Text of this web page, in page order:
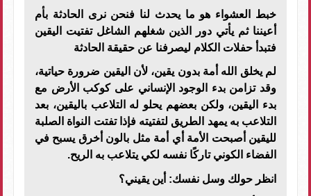
خبط العشواء هو ما يحدث لنا فنحن نرى الحادثة بأم
أعيننا ثم يأتي دور الذين شغلهم الشاغل تفتيت اليقين
فتبدأ حفلات الكلام ليصرفنا عن حقيقة الحادثة
لم يخلق الله أمة بدون يقين، لأن اليقين ضرورة حياتية،
وقد تزامن بدء الوجود الإنساني على كوكب الأرض مع
بدء اليقين، ولكن بعضهم يحلو له التلاعب باليقين، بعد
التلاعب به يمهد الطريق لتفتيته فإذا تفتت النواة الصلبة
لليقين أصبحت الأمة أي أمة مثل بالون أخرق يسبح في
الفضاء الكوني تاركًا نفسه لكي يتلاعب به الريح.
انظر حولك وسل نفسك: أين يقيني؟